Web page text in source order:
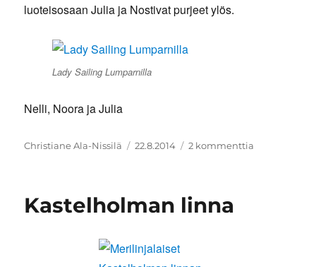
luoteisosaan Julia ja Nostivat purjeet ylös.
Lady Sailing Lumparnilla
Nelli, Noora ja Julia
Kirjoittaja
Christiane Ala-Nissilä Julkaistu
22.8.2014 2 kommenttia
Kastelholman linna